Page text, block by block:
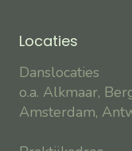
Locaties
Danslocaties
o.a. Alkmaar,
Amsterdam,